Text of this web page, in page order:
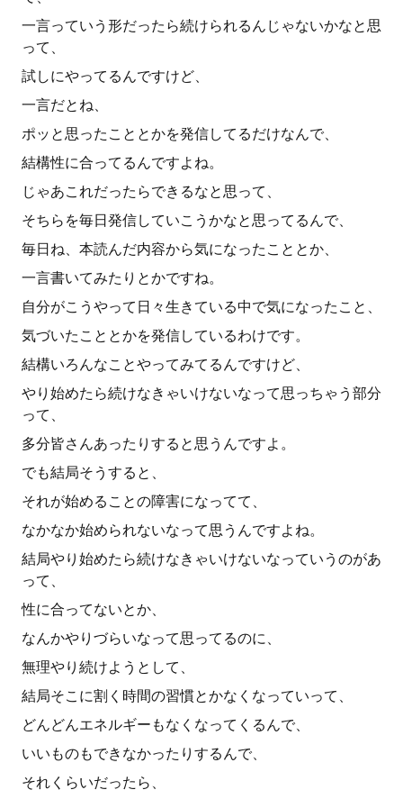
一言っていう形だったら続けられるんじゃないかなと思
って、
試しにやってるんですけど、
一言だとね、
ポッと思ったこととかを発信してるだけなんで、
結構性に合ってるんですよね。
じゃあこれだったらできるなと思って、
そちらを毎日発信していこうかなと思ってるんで、
毎日ね、本読んだ内容から気になったこととか、
一言書いてみたりとかですね。
自分がこうやって日々生きている中で気になったこと、
気づいたこととかを発信しているわけです。
結構いろんなことやってみてるんですけど、
やり始めたら続けなきゃいけないなって思っちゃう部分
って、
多分皆さんあったりすると思うんですよ。
でも結局そうすると、
それが始めることの障害になってて、
なかなか始められないなって思うんですよね。
結局やり始めたら続けなきゃいけないなっていうのがあ
って、
性に合ってないとか、
なんかやりづらいなって思ってるのに、
無理やり続けようとして、
結局そこに割く時間の習慣とかなくなっていって、
どんどんエネルギーもなくなってくるんで、
いいものもできなかったりするんで、
それくらいだったら、